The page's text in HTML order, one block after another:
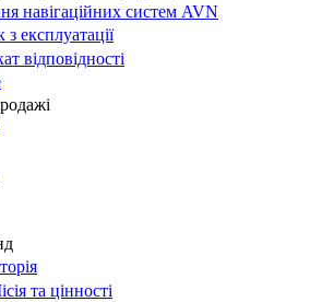
навігаційних систем AVN
експлуатації
відповідності
та цінності